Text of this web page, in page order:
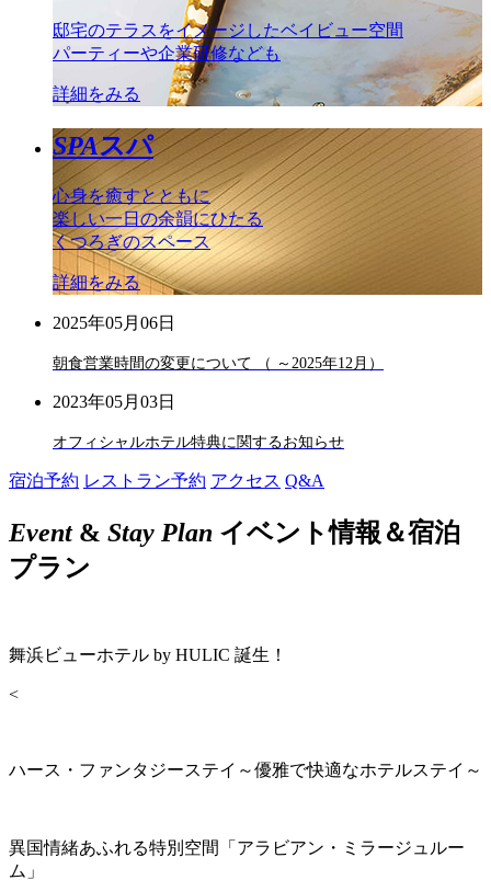
邸宅のテラスをイメージしたベイビュー空間
パーティーや企業研修なども
詳細をみる
SPAスパ
心身を癒すとともに
楽しい一日の余韻にひたる
くつろぎのスペース
詳細をみる
2025年05月06日
朝食営業時間の変更について （ ～2025年12月）
2023年05月03日
オフィシャルホテル特典に関するお知らせ
宿泊予約 レストラン予約 アクセス Q&A
Event& Stay Plan イベント情報＆宿泊
プラン
舞浜ビューホテル by HULIC 誕生！
<
ハース・ファンタジーステイ～優雅で快適なホテルステイ～
異国情緒あふれる特別空間「アラビアン・ミラージュルー
ム」